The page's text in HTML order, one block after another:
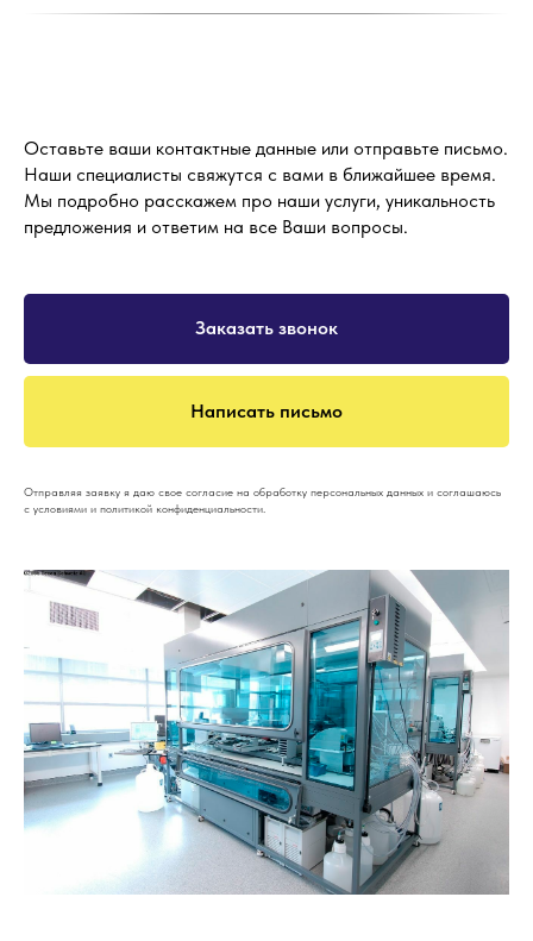
Оставьте ваши контактные данные или отправьте письмо.
Наши специалисты свяжутся с вами в ближайшее время.
Мы подробно расскажем про наши услуги, уникальность
предложения и ответим на все Ваши вопросы.
Заказать звонок
Написать письмо
Отправляя заявку я даю свое согласие на обработку персональных данных и соглашаюсь
с условиями и политикой конфиденциальности.